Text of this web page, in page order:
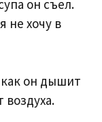
он съел.
не хочу в
он дышит